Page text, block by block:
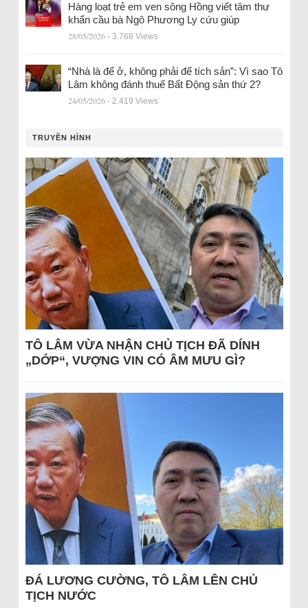
Hàng loạt trẻ em ven sông Hồng viết tâm thư
khẩn cầu bà Ngô Phương Ly cứu giúp
28/05/2026 - 3.768 Views
“Nhà là để ở, không phải để tích sản”: Vì sao Tô
Lâm không đánh thuế Bất Động sản thứ 2?
24/05/2026 - 2.419 Views
TRUYỀN HÌNH
TÔ LÂM VỪA NHẬN CHỦ TỊCH ĐÃ DÍNH
„DỚP“, VƯỢNG VIN CÓ ÂM MƯU GÌ?
ĐÁ LƯƠNG CƯỜNG, TÔ LÂM LÊN CHỦ
TỊCH NƯỚC